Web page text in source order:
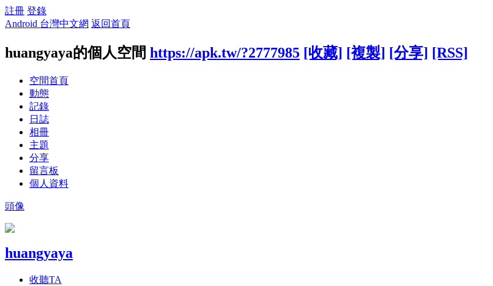
註冊 登錄
Android 台灣中文網 返回首頁
huangyaya的個人空間 https://apk.tw/?2777985 [收藏] [複製] [分享] [RSS]
空間首頁
動態
記錄
日誌
相冊
主題
分享
留言板
個人資料
頭像
huangyaya
收聽TA